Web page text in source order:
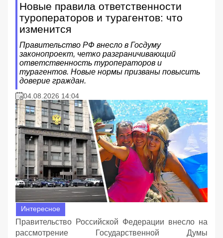
Новые правила ответственности
туроператоров и турагентов: что
изменится
Правительство РФ внесло в Госдуму
законопроект, четко разграничивающий
ответственность туроператоров и
турагентов. Новые нормы призваны повысить
доверие граждан.
04.08.2026 14:04
Интересное
Правительство Российской Федерации внесло на
рассмотрение Государственной Думы